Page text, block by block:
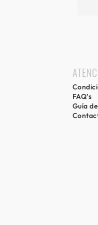
FAQ’s
Guía